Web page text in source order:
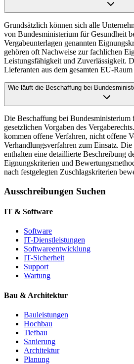
Grundsätzlich können sich alle
von Bundesministerium für Gesundheit
Vergabeunterlagen genannten
gehören oft Nachweise zur fachlichen
Leistungsfähigkeit und Zuverlässigkeit.
Lieferanten aus dem gesamten EU-
Wie läuft die Beschaffung bei
Die Beschaffung bei Bundesministerium
gesetzlichen Vorgaben des
kommen offene Verfahren, nicht offene
Verhandlungsverfahren zum Einsatz. Die
enthalten eine detaillierte Beschreibung
Eignungskriterien und
nach festgelegten Zuschlagskriterien
Ausschreibungen Suchen
IT & Software
Software
IT-Dienstleistungen
Softwareentwicklung
IT-Sicherheit
Support
Wartung
Bau & Architektur
Bauleistungen
Hochbau
Tiefbau
Sanierung
Architektur
Planung